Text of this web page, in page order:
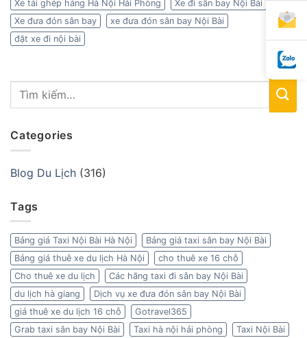
Xe tải ghép hàng Hà Nội Hải Phòng
Xe đi sân bay Nội Bài
Xe đưa đón sân bay
xe đưa đón sân bay Nội Bài
đặt xe đi nội bài
Categories
Blog Du Lịch (316)
Tags
Bảng giá Taxi Nội Bài Hà Nội
Bảng giá taxi sân bay Nội Bài
Bảng giá thuê xe du lịch Hà Nội
cho thuê xe 16 chỗ
Cho thuê xe du lịch
Các hãng taxi đi sân bay Nội Bài
du lịch hà giang
Dịch vụ xe đưa đón sân bay Nội Bài
giá thuê xe du lịch 16 chỗ
Gotravel365
Grab taxi sân bay Nội Bài
Taxi hà nội hải phòng
Taxi Nội Bài